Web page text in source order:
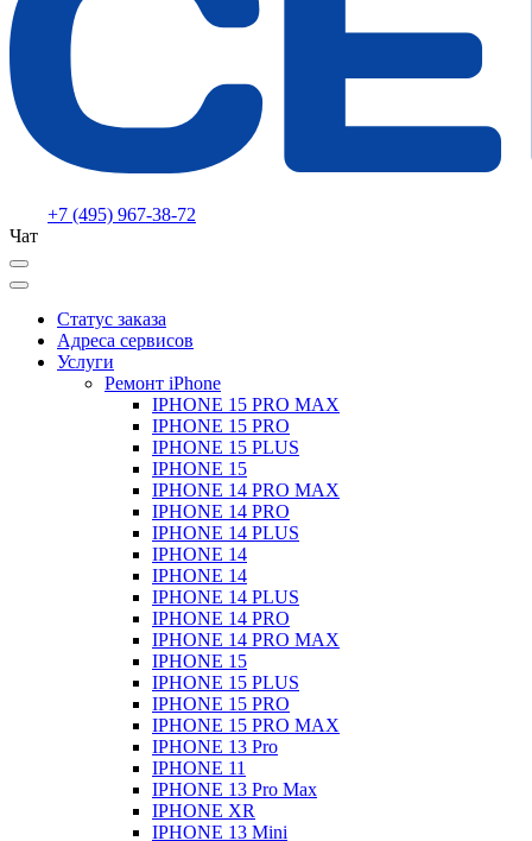
+7 (495) 967-38-72
Чат
Статус заказа
Адреса сервисов
Услуги
Ремонт iPhone
IPHONE 15 PRO MAX
IPHONE 15 PRO
IPHONE 15 PLUS
IPHONE 15
IPHONE 14 PRO MAX
IPHONE 14 PRO
IPHONE 14 PLUS
IPHONE 14
IPHONE 14
IPHONE 14 PLUS
IPHONE 14 PRO
IPHONE 14 PRO MAX
IPHONE 15
IPHONE 15 PLUS
IPHONE 15 PRO
IPHONE 15 PRO MAX
IPHONE 13 Pro
IPHONE 11
IPHONE 13 Pro Max
IPHONE XR
IPHONE 13 Mini